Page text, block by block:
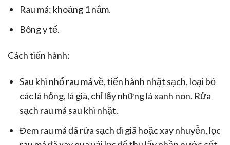
Rau má: khoảng 1 nắm.
Bông y tế.
Cách tiến hành:
Sau khi nhổ rau má về, tiến hành nhặt sạch, loại bỏ
các lá hỏng, lá già, chỉ lấy những lá xanh non. Rửa
sạch rau má sau khi nhặt.
Đem rau má đã rửa sạch đi giã hoặc xay nhuyễn, lọc